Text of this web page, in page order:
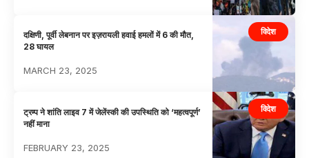
विदेश
दक्षिणी, पूर्वी लेबनान पर इज़रायली हवाई हमलों में 6 की मौत,
28 घायल
MARCH 23, 2025
विदेश
ट्रम्प ने शांति लाइव 7 में जेलेंस्की की उपस्थिति को ‘महत्वपूर्ण’
नहीं माना
FEBRUARY 23, 2025